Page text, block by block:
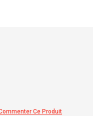
Ce Produit